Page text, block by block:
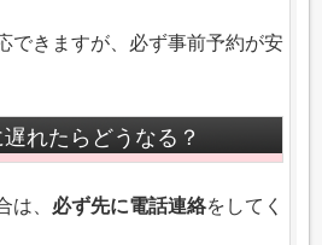
できますが、必ず事前予約が安
れたらどうなる？
は、 必ず先に電話連絡をしてく